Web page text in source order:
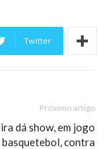
Twitter
Próximo artigo
dá show, em jogo
basquetebol, contra